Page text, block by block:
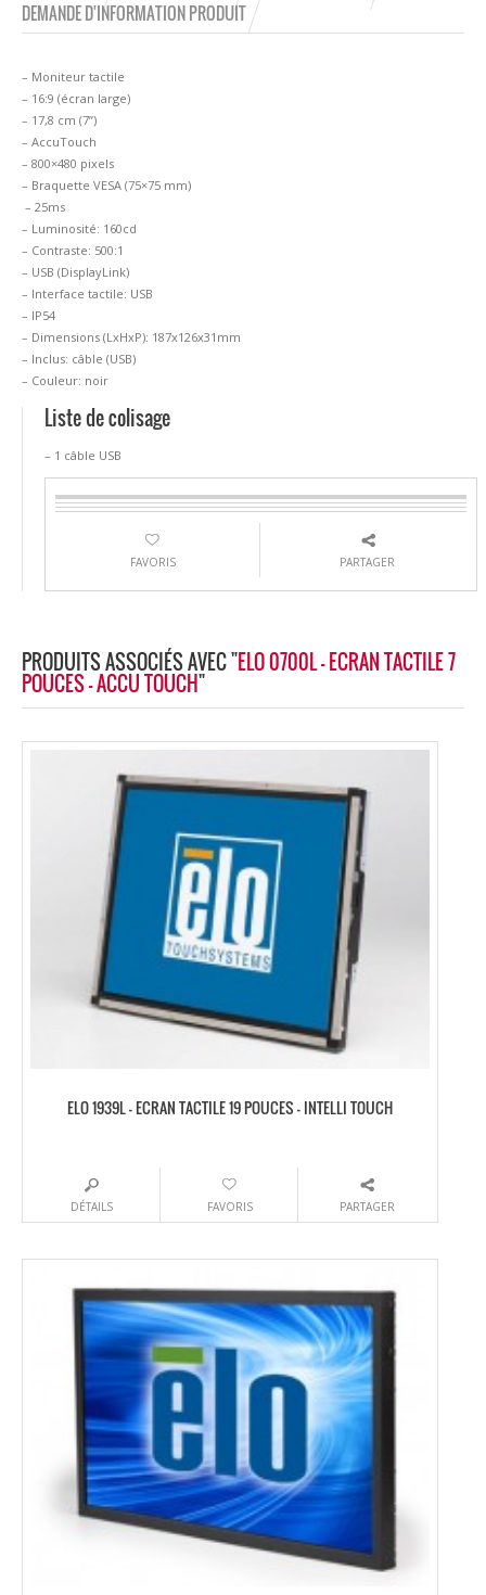
DEMANDE D'INFORMATION PRODUIT
– Moniteur tactile
– 16:9 (écran large)
– 17,8 cm (7”)
– AccuTouch
– 800×480 pixels
– Braquette VESA (75×75 mm)
– 25ms
– Luminosité: 160cd
– Contraste: 500:1
– USB (DisplayLink)
– Interface tactile: USB
– IP54
– Dimensions (LxHxP): 187x126x31mm
– Inclus: câble (USB)
– Couleur: noir
Liste de colisage
– 1 câble USB
FAVORIS PARTAGER
PRODUITS ASSOCIÉS AVEC "ELO 0700L - ECRAN TACTILE 7
POUCES - ACCU TOUCH"
ELO 1939L – ECRAN TACTILE 19 POUCES – INTELLI TOUCH
DÉTAILS FAVORIS PARTAGER